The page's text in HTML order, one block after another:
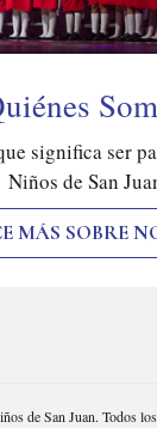
significa ser
Niños de San
MÁS SOBRE
de San Juan. Todos